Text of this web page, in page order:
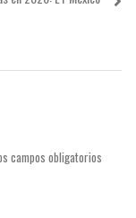
campos obligatorios